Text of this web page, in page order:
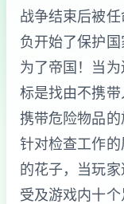
战争结束后被
负开始了保护
为了帝国！当
标是找由不携
携带危险物品的
针对检查工作
的花子，当玩
受及游戏内十